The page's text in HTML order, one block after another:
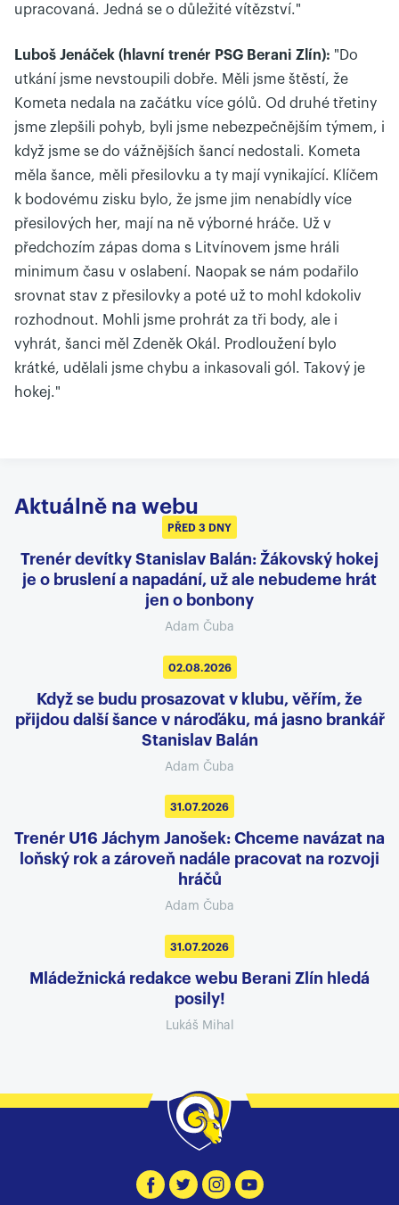
upracovaná. Jedná se o důležité vítězství."
Luboš Jenáček (hlavní trenér PSG Berani Zlín): "Do
utkání jsme nevstoupili dobře. Měli jsme štěstí, že
Kometa nedala na začátku více gólů. Od druhé třetiny
jsme zlepšili pohyb, byli jsme nebezpečnějším týmem, i
když jsme se do vážnějších šancí nedostali. Kometa
měla šance, měli přesilovku a ty mají vynikající. Klíčem
k bodovému zisku bylo, že jsme jim nenabídly více
přesilových her, mají na ně výborné hráče. Už v
předchozím zápas doma s Litvínovem jsme hráli
minimum času v oslabení. Naopak se nám podařilo
srovnat stav z přesilovky a poté už to mohl kdokoliv
rozhodnout. Mohli jsme prohrát za tři body, ale i
vyhrát, šanci měl Zdeněk Okál. Prodloužení bylo
krátké, udělali jsme chybu a inkasovali gól. Takový je
hokej."
Aktuálně na webu
PŘED 3 DNY
Trenér devítky Stanislav Balán: Žákovský hokej
je o bruslení a napadání, už ale nebudeme hrát
jen o bonbony
Adam Čuba
02.08.2026
Když se budu prosazovat v klubu, věřím, že
přijdou další šance v nároďáku, má jasno brankář
Stanislav Balán
Adam Čuba
31.07.2026
Trenér U16 Jáchym Janošek: Chceme navázat na
loňský rok a zároveň nadále pracovat na rozvoji
hráčů
Adam Čuba
31.07.2026
Mládežnická redakce webu Berani Zlín hledá
posily!
Lukáš Mihal